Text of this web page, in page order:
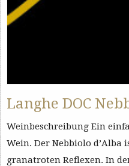
Langhe DOC
Weinbeschreibung Ein
Wein. Der Nebbiolo
granatroten Reflexen. In